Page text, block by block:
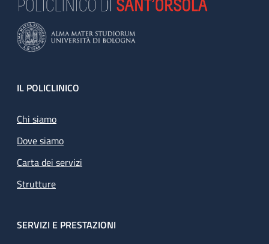
Footer
IL POLICLINICO
Chi siamo
Dove siamo
Carta dei servizi
Strutture
SERVIZI E PRESTAZIONI